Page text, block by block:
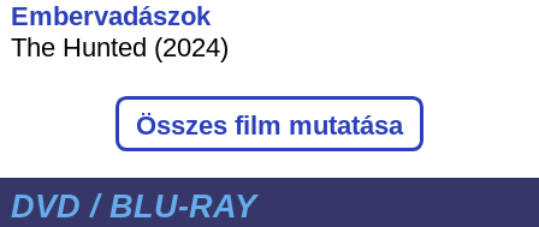
Embervadászok
The Hunted (2024)
Összes film mutatása
DVD / BLU-RAY